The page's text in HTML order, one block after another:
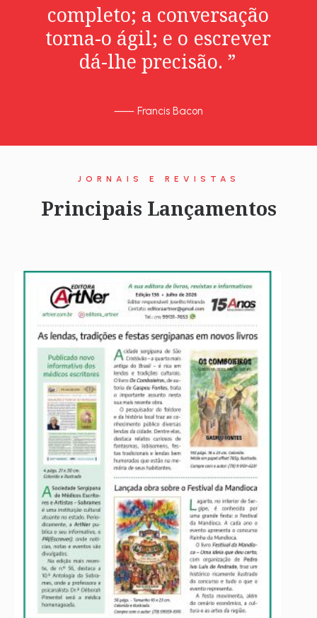
completo; a conversação
torna-o ágil; e o escrever
dá-lhe precisão. ”
⸺ Francis Bacon
JORNAIS E REVISTAS
Principais Lançamentos